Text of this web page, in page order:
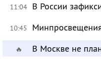
11:04 В России
10:45
🔥 В Москве не